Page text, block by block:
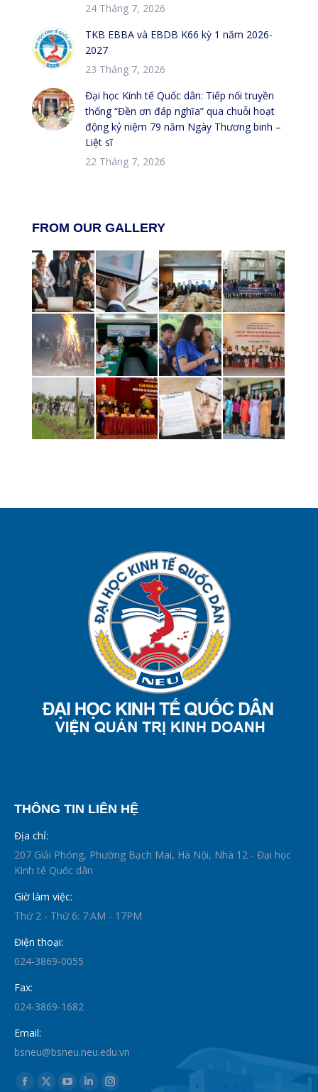
24 Tháng 7, 2026
TKB EBBA và EBDB K66 kỳ 1 năm 2026-
2027
23 Tháng 7, 2026
Đại học Kinh tế Quốc dân: Tiếp nối truyền
thống “Đền ơn đáp nghĩa” qua chuỗi hoạt
động kỷ niệm 79 năm Ngày Thương binh –
Liệt sĩ
22 Tháng 7, 2026
FROM OUR GALLERY
THÔNG TIN LIÊN HỆ
Địa chỉ:
207 Giải Phóng, Phường Bạch Mai, Hà Nội, Nhà 12 - Đại học
Kinh tế Quốc dân
Giờ làm việc:
Thứ 2 - Thứ 6: 7:AM - 17PM
Điện thoại:
024-3869-0055
Fax:
024-3869-1682
Email:
bsneu@bsneu.neu.edu.vn
Find us on: